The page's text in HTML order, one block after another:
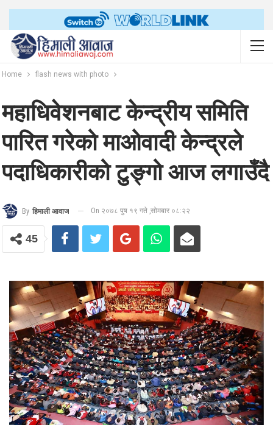
Home flash news with photo
महाधिवेशनबाट केन्द्रीय समिति
पारित गरेको माओवादी केन्द्रले
पदाधिकारीको टुङ्गो आज लगाउँदै
By हिमाली आवाज On २०७८ पुष १९ गते ,सोमबार ०८:२२
45